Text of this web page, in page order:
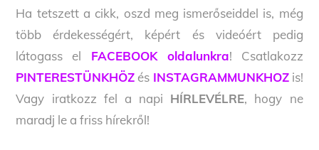
Ha tetszett a cikk, oszd meg ismerőseiddel is, még
több érdekességért, képért és videóért pedig
látogass el FACEBOOK oldalunkra! Csatlakozz
PINTERESTÜNKHÖZ és INSTAGRAMMUNKHOZis!
Vagy iratkozz fel a napi HÍRLEVÉLRE, hogy ne
maradj le a friss hírekről!